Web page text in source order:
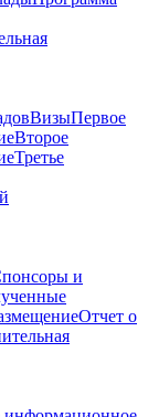
ВизыПервое
Второе
Третье
и
Отчет о